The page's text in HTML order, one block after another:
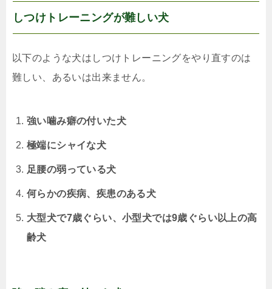
しつけトレーニングが難しい犬
以下のような犬はしつけトレーニングをやり直すのは
難しい、あるいは出来ません。
強い噛み癖の付いた犬
極端にシャイな犬
足腰の弱っている犬
何らかの疾病、疾患のある犬
大型犬で7歳ぐらい、小型犬では9歳ぐらい以上の高
齢犬